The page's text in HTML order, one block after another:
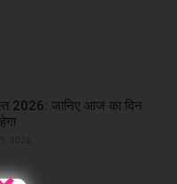
2026: जानिए आज का दिन